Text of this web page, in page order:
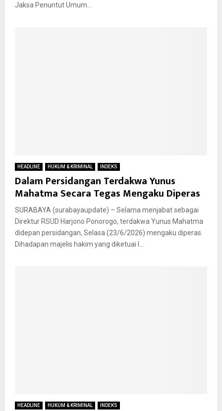
Jaksa Penuntut Umum...
HEADLINE HUKUM & KRIMINAL INDEKS
Dalam Persidangan Terdakwa Yunus
Mahatma Secara Tegas Mengaku Diperas
SURABAYA (surabayaupdate) – Selama menjabat sebagai
Direktur RSUD Harjono Ponorogo, terdakwa Yunus Mahatma
didepan persidangan, Selasa (23/6/2026) mengaku diperas.
Dihadapan majelis hakim yang diketuai I...
HEADLINE HUKUM & KRIMINAL INDEKS